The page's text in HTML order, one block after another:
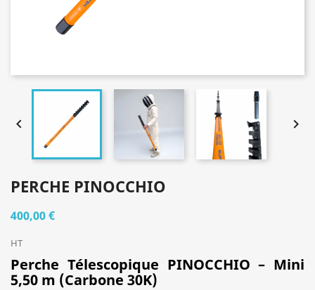
 
PERCHE PINOCCHIO
400,00 €
HT
Perche Télescopique PINOCCHIO – Mini
5,50 m (Carbone 30K)